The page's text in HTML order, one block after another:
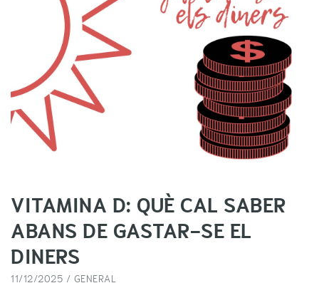
VITAMINA D: QUÈ CAL SABER
ABANS DE GASTAR-SE EL
DINERS
11/12/2025 / GENERAL